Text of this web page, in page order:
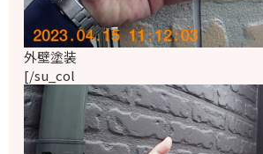
外壁塗装
[/su_col